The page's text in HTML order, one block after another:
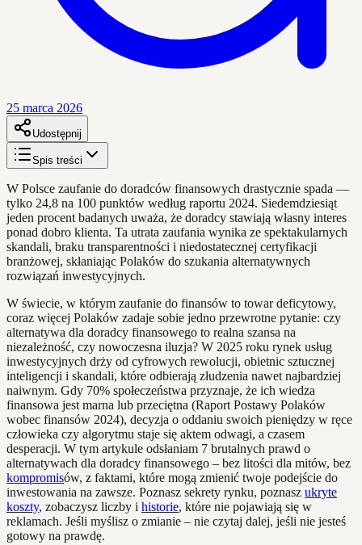
25 marca 2026
Udostępnij
Spis treści
W Polsce zaufanie do doradców finansowych drastycznie spada —
tylko 24,8 na 100 punktów według raportu 2024. Siedemdziesiąt
jeden procent badanych uważa, że doradcy stawiają własny interes
ponad dobro klienta. Ta utrata zaufania wynika ze spektakularnych
skandali, braku transparentności i niedostatecznej certyfikacji
branżowej, skłaniając Polaków do szukania alternatywnych
rozwiązań inwestycyjnych.
W świecie, w którym zaufanie do finansów to towar deficytowy,
coraz więcej Polaków zadaje sobie jedno przewrotne pytanie: czy
alternatywa dla doradcy finansowego to realna szansa na
niezależność, czy nowoczesna iluzja? W 2025 roku rynek usług
inwestycyjnych drży od cyfrowych rewolucji, obietnic sztucznej
inteligencji i skandali, które odbierają złudzenia nawet najbardziej
naiwnym. Gdy 70% społeczeństwa przyznaje, że ich wiedza
finansowa jest marna lub przeciętna (Raport Postawy Polaków
wobec finansów 2024), decyzja o oddaniu swoich pieniędzy w ręce
człowieka czy algorytmu staje się aktem odwagi, a czasem
desperacji. W tym artykule odsłaniam 7 brutalnych prawd o
alternatywach dla doradcy finansowego – bez litości dla mitów, bez
kompromisów, z faktami, które mogą zmienić twoje podejście do
inwestowania na zawsze. Poznasz sekrety rynku, poznasz ukryte
koszty, zobaczysz liczby i historie, które nie pojawiają się w
reklamach. Jeśli myślisz o zmianie – nie czytaj dalej, jeśli nie jesteś
gotowy na prawdę.